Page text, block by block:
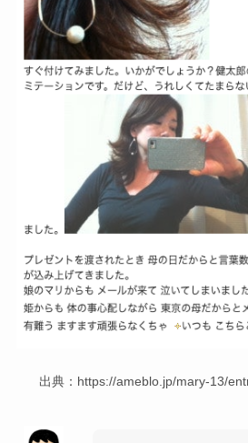
出典：https://ameblo.jp/mary-13/